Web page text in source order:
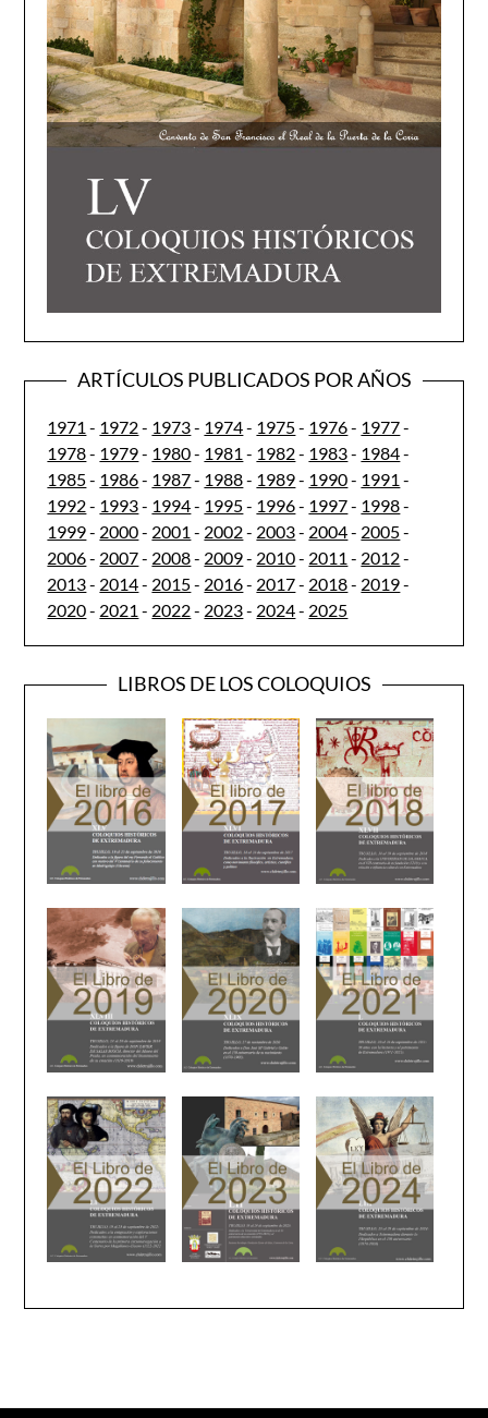
ARTÍCULOS PUBLICADOS POR AÑOS
1971 - 1972- 1973- 1974- 1975- 1976- 1977-
1978- 1979- 1980- 1981 - 1982- 1983- 1984-
1985- 1986- 1987- 1988- 1989- 1990- 1991 -
1992- 1993- 1994- 1995- 1996- 1997- 1998-
1999- 2000- 2001 - 2002- 2003- 2004- 2005-
2006- 2007- 2008- 2009- 2010- 2011 - 2012-
2013- 2014- 2015- 2016- 2017- 2018- 2019-
2020- 2021 - 2022- 2023- 2024- 2025
LIBROS DE LOS COLOQUIOS